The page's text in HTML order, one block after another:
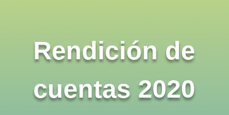
Rendición de
cuentas 2020